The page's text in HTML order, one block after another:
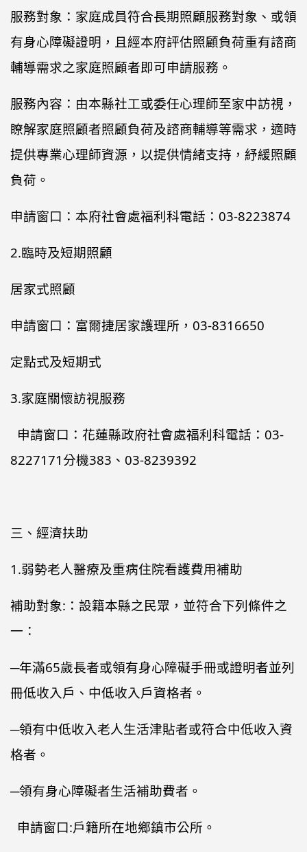
服務對象：家庭成員符合長期照顧服務對象、或領
有身心障礙證明，且經本府評估照顧負荷重有諮商
輔導需求之家庭照顧者即可申請服務。
服務內容：由本縣社工或委任心理師至家中訪視，
瞭解家庭照顧者照顧負荷及諮商輔導等需求，適時
提供專業心理師資源，以提供情緒支持，紓緩照顧
負荷。
申請窗口：本府社會處福利科電話：03-8223874
2.臨時及短期照顧
居家式照顧
申請窗口：富爾捷居家護理所，03-8316650
定點式及短期式
3.家庭關懷訪視服務
申請窗口：花蓮縣政府社會處福利科電話：03-
8227171分機383、03-8239392
三、經濟扶助
1.弱勢老人醫療及重病住院看護費用補助
補助對象:：設籍本縣之民眾，並符合下列條件之
一：
─年滿65歲長者或領有身心障礙手冊或證明者並列
冊低收入戶、中低收入戶資格者。
─領有中低收入老人生活津貼者或符合中低收入資
格者。
─領有身心障礙者生活補助費者。
申請窗口:戶籍所在地鄉鎮市公所。